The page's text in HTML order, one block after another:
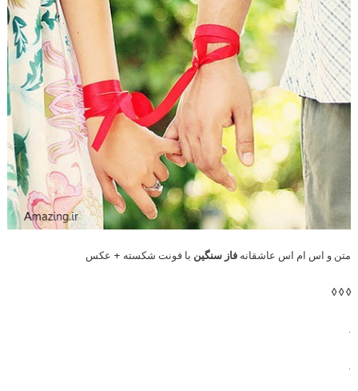
متن و اس ام اس عاشقانه فاز سنگین با فونت شکسته + عکس
◊ ◊ ◊
.
.